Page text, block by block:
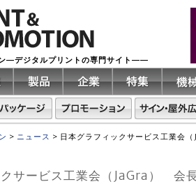
―デジタルプリントの専門サイト――
> ニュース > 日本グラフィックサービス工業
クサービス工業会（JaGra）